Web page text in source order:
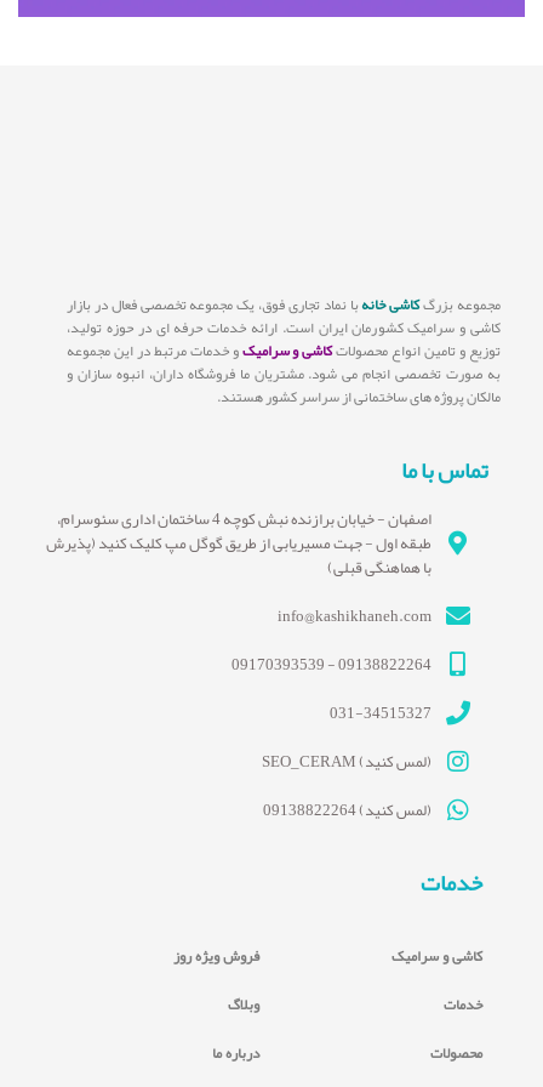
مجموعه بزرگکاشی خانهبا نماد تجاری فوق، یک مجموعه تخصصی فعال در بازار
کاشی و سرامیک کشورمان ایران است. ارائه خدمات حرفه ای در حوزه تولید،
توزیع و تامین انواع محصولاتکاشی و سرامیکو خدمات مرتبط در این مجموعه
به صورت تخصصی انجام می شود. مشتریان ما فروشگاه داران، انبوه سازان و
مالکان پروژه های ساختمانی از سراسر کشور هستند.
تماس با ما
اصفهان - خیابان برازنده نبش کوچه 4 ساختمان اداری سئوسرام،
طبقه اول - جهت مسیریابی از طریق گوگل مپ کلیک کنید (پذیرش
با هماهنگی قبلی)
info@kashikhaneh.com
09138822264 - 09170393539
031-34515327
(لمس کنید) SEO_CERAM
(لمس کنید) 09138822264
خدمات
کاشی و سرامیک
خدمات
محصولات
فروش ویژه روز
وبلاگ
درباره ما